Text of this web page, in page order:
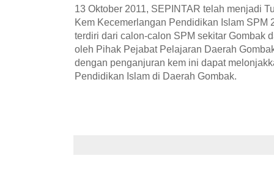
13 Oktober 2011, SEPINTAR telah menjadi
Kem Kecemerlangan Pendidikan Islam SPM
terdiri dari calon-calon SPM sekitar Gombak
oleh Pihak Pejabat Pelajaran Daerah
dengan penganjuran kem ini dapat
Pendidikan Islam di Daerah Gombak.